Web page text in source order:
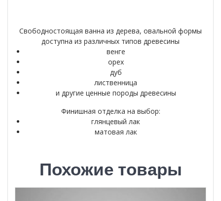
Свободностоящая ванна из дерева, овальной формы
доступна из различных типов древесины
венге
орех
дуб
лиственница
и другие ценные породы древесины
Финишная отделка на выбор:
глянцевый лак
матовая лак
Похожие товары